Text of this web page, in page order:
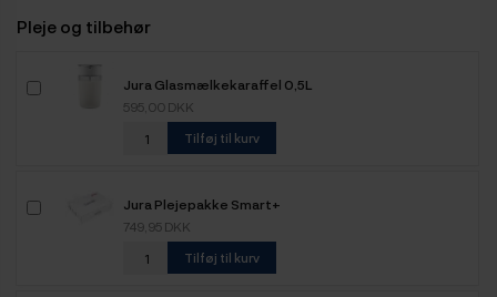
Pleje og tilbehør
Jura Glasmælkekaraffel 0,5L
595,00 DKK
Tilføj til kurv
Jura Plejepakke Smart+
749,95 DKK
Tilføj til kurv